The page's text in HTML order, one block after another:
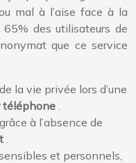
mal à l’aise face à la
65% des utilisateurs de
que ce service
la vie privée lors d’une
téléphone.
à l’absence de
.
et personnels,